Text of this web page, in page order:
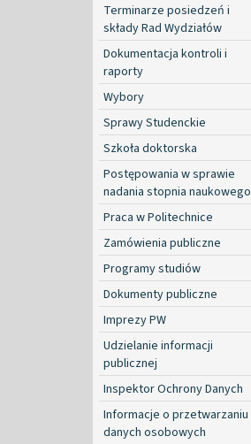
Terminarze posiedzeń i
składy Rad Wydziałów
Dokumentacja kontroli i
raporty
Wybory
Sprawy Studenckie
Szkoła doktorska
Postępowania w sprawie
nadania stopnia naukowego
Praca w Politechnice
Zamówienia publiczne
Programy studiów
Dokumenty publiczne
Imprezy PW
Udzielanie informacji
publicznej
Inspektor Ochrony Danych
Informacje o przetwarzaniu
danych osobowych